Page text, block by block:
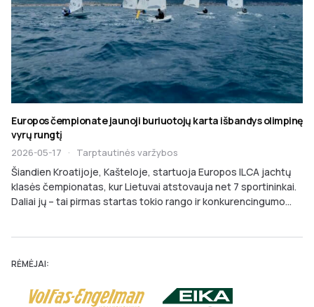
Europos čempionate jaunoji buriuotojų karta išbandys olimpinę
vyrų rungtį
2026-05-17 · Tarptautinės varžybos
Šiandien Kroatijoje, Kašteloje, startuoja Europos ILCA jachtų
klasės čempionatas, kur Lietuvai atstovauja net 7 sportininkai.
Daliai jų – tai pirmas startas tokio rango ir konkurencingumo...
RĖMĖJAI: